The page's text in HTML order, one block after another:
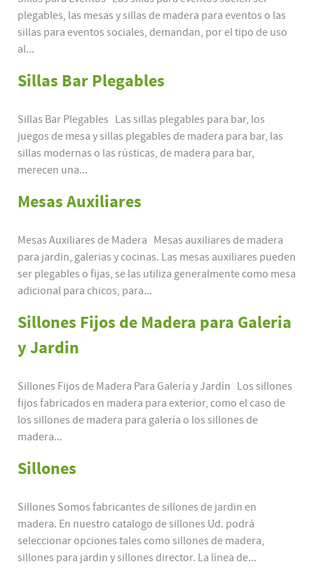
plegables, las mesas y sillas de madera para eventos o las
sillas para eventos sociales, demandan, por el tipo de uso
al...
Sillas Bar Plegables
Sillas Bar Plegables Las sillas plegables para bar, los
juegos de mesa y sillas plegables de madera para bar, las
sillas modernas o las rústicas, de madera para bar,
merecen una...
Mesas Auxiliares
Mesas Auxiliares de Madera Mesas auxiliares de madera
para jardin, galerias y cocinas. Las mesas auxiliares pueden
ser plegables o fijas, se las utiliza generalmente como mesa
adicional para chicos, para...
Sillones Fijos de Madera para Galeria
y Jardin
Sillones Fijos de Madera Para Galería y Jardín Los sillones
fijos fabricados en madera para exterior, como el caso de
los sillones de madera para galería o los sillones de
madera...
Sillones
Sillones Somos fabricantes de sillones de jardin en
madera. En nuestro catalogo de sillones Ud. podrá
seleccionar opciones tales como sillones de madera,
sillones para jardin y sillones director. La línea de...